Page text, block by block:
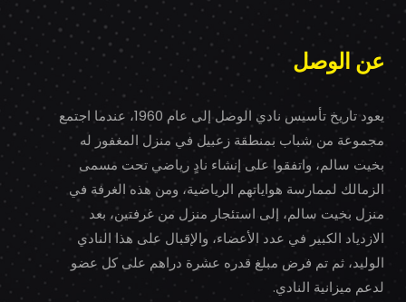
عن الوصل
يعود تاريخ تأسيس نادي الوصل إلى عام 1960، عندما اجتمع
مجموعة من شباب بمنطقة زعبيل في منزل المغفور له
بخيت سالم، واتفقوا على إنشاء نادٍ رياضي تحت مسمى
الزمالك لممارسة هواياتهم الرياضية، ومن هذه الغرفة في
منزل بخيت سالم، إلى استئجار منزل من غرفتين، بعد
الازدياد الكبير في عدد الأعضاء، والإقبال على هذا النادي
الوليد، ثم تم فرض مبلغ قدره عشرة دراهم على كل عضو
لدعم ميزانية النادي.